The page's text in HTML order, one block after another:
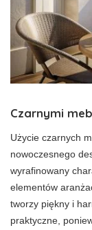
Czarnymi
Użycie czarnych
nowoczesnego
wyrafinowany
elementów
tworzy piękny i
praktyczne,